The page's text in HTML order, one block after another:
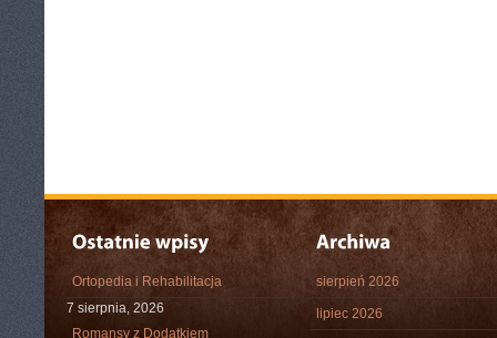
Ortopedia i Rehabilitacja
7 sierpnia, 2026
Romansy z Dodatkiem
sierpień 2026
lipiec 2026